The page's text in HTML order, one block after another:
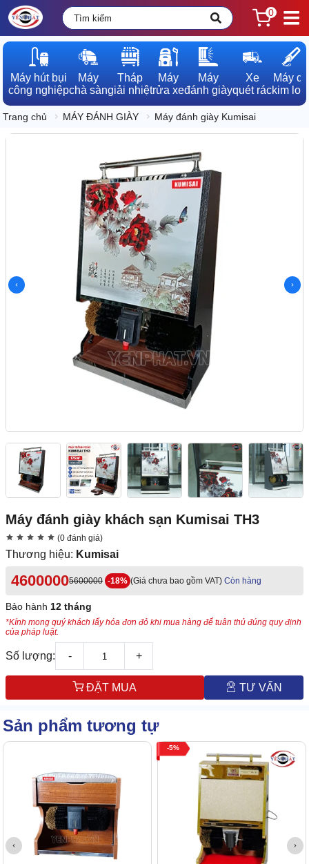
0
Máy hút bụi
công nghiệp
Máy
chà sàn
Tháp
giải nhiệt
Máy
rửa xe
Máy
đánh giày
Xe
quét rác
Máy dò
kim loại
Trang chủ MÁY ĐÁNH GIÀY Máy đánh giày Kumisai
Máy đánh giày khách sạn Kumisai TH3
(0 đánh giá)
Thương hiệu: Kumisai
46000005600000 -18% (Giá chưa bao gồm VAT) Còn hàng
Bảo hành 12 tháng
*Kính mong quý khách lấy hóa đơn đỏ khi mua hàng để tuân thủ đúng quy định
của pháp luật.
Số lượng: - +
ĐẶT MUA TƯ VẤN
Sản phẩm tương tự
5